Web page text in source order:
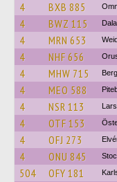
4 BXB 885
4 BWZ 115
4 MRN 653
4 NHF 656
4 MHW 715
4 MEO 588
4 NSR 113
4 OTF 153
4 OFJ 273
4 ONU 845
504 OFY 181